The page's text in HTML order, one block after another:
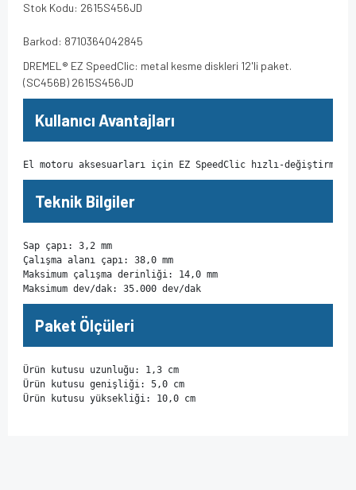
Stok Kodu: 2615S456JD
Barkod: 8710364042845
DREMEL® EZ SpeedClic: metal kesme diskleri 12'li paket.
(SC456B) 2615S456JD
Kullanıcı Avantajları
El motoru aksesuarları için EZ SpeedClic hızlı-değiştirme
Teknik Bilgiler
Sap çapı: 3,2 mm
Çalışma alanı çapı: 38,0 mm
Maksimum çalışma derinliği: 14,0 mm
Maksimum dev/dak: 35.000 dev/dak
Paket Ölçüleri
Ürün kutusu uzunluğu: 1,3 cm
Ürün kutusu genişliği: 5,0 cm
Ürün kutusu yüksekliği: 10,0 cm